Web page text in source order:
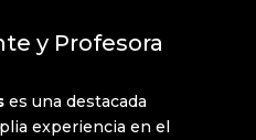
y Profesora
es una destacada
experiencia en el